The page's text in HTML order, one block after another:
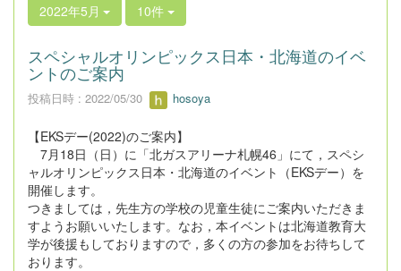
2022年5月 10件
スペシャルオリンピックス日本・北海道のイベ
ントのご案内
投稿日時 : 2022/05/30 hosoya
【EKSデー(2022)のご案内】
7月18日（日）に「北ガスアリーナ札幌46」にて，スペシ
ャルオリンピックス日本・北海道のイベント（EKSデー）を
開催します。
つきましては，先生方の学校の児童生徒にご案内いただきま
すようお願いいたします。なお，本イベントは北海道教育大
学が後援もしておりますので，多くの方の参加をお待ちして
おります。